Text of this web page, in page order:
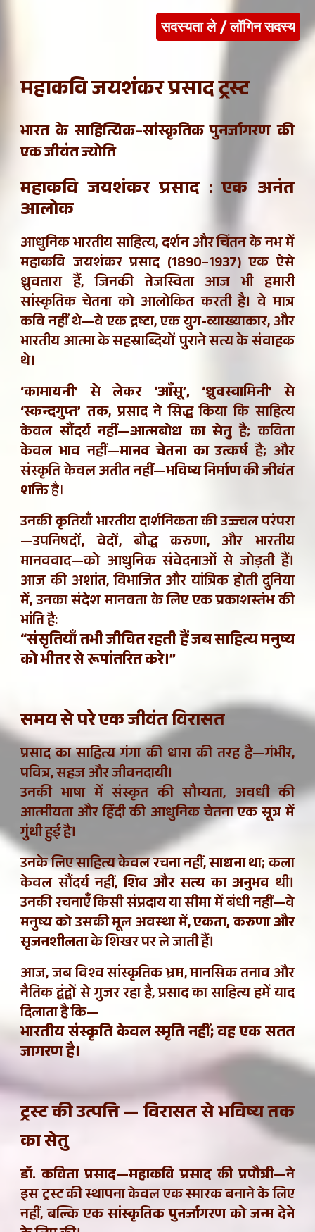
सदस्यता ले / लॉगिन सदस्य
महाकवि जयशंकर प्रसाद ट्रस्ट
भारत के साहित्यिक–सांस्कृतिक पुनर्जागरण की
एक जीवंत ज्योति
महाकवि जयशंकर प्रसाद : एक अनंत
आलोक
आधुनिक भारतीय साहित्य, दर्शन और चिंतन के नभ में
महाकवि जयशंकर प्रसाद (1890–1937) एक ऐसे
ध्रुवतारा हैं, जिनकी तेजस्विता आज भी हमारी
सांस्कृतिक चेतना को आलोकित करती है। वे मात्र
कवि नहीं थे—वे एक द्रष्टा, एक युग-व्याख्याकार, और
भारतीय आत्मा के सहस्राब्दियों पुराने सत्य के संवाहक
थे।
‘कामायनी’ से लेकर ‘आँसू’, ‘ध्रुवस्वामिनी’ से
‘स्कन्दगुप्त’ तक, प्रसाद ने सिद्ध किया कि साहित्य
केवल सौंदर्य नहीं—आत्मबोध का सेतुहै; कविता
केवल भाव नहीं—मानव चेतना का उत्कर्ष है; और
संस्कृति केवल अतीत नहीं—भविष्य निर्माण की जीवंत
शक्तिहै।
उनकी कृतियाँ भारतीय दार्शनिकता की उज्ज्वल परंपरा
—उपनिषदों, वेदों, बौद्ध करुणा, और भारतीय
मानववाद—को आधुनिक संवेदनाओं से जोड़ती हैं।
आज की अशांत, विभाजित और यांत्रिक होती दुनिया
में, उनका संदेश मानवता के लिए एक प्रकाशस्तंभ की
भांति है:
“संसृतियाँ तभी जीवित रहती हैं जब साहित्य मनुष्य
को भीतर से रूपांतरित करे।”
समय से परे एक जीवंत विरासत
प्रसाद का साहित्य गंगा की धारा की तरह है—गंभीर,
पवित्र, सहज और जीवनदायी।
उनकी भाषा में संस्कृत की सौम्यता, अवधी की
आत्मीयता और हिंदी की आधुनिक चेतना एक सूत्र में
गुंथी हुई है।
उनके लिए साहित्य केवल रचना नहीं,साधनाथा; कला
केवल सौंदर्य नहीं, शिव और सत्य का अनुभव थी।
उनकी रचनाएँ किसी संप्रदाय या सीमा में बंधी नहीं—वे
मनुष्य को उसकी मूल अवस्था में,एकता, करुणा और
सृजनशीलताके शिखर पर ले जाती हैं।
आज, जब विश्व सांस्कृतिक भ्रम, मानसिक तनाव और
नैतिक द्वंद्वों से गुजर रहा है, प्रसाद का साहित्य हमें याद
दिलाता है कि—
भारतीय संस्कृति केवल स्मृति नहीं; वह एक सतत
जागरण है।
ट्रस्ट की उत्पत्ति — विरासत से भविष्य तक
का सेतु
डॉ. कविता प्रसाद—महाकवि प्रसाद की प्रपौत्री—ने
इस ट्रस्ट की स्थापना केवल एक स्मारक बनाने के लिए
नहीं, बल्किएक सांस्कृतिक पुनर्जागरण को जन्म देने